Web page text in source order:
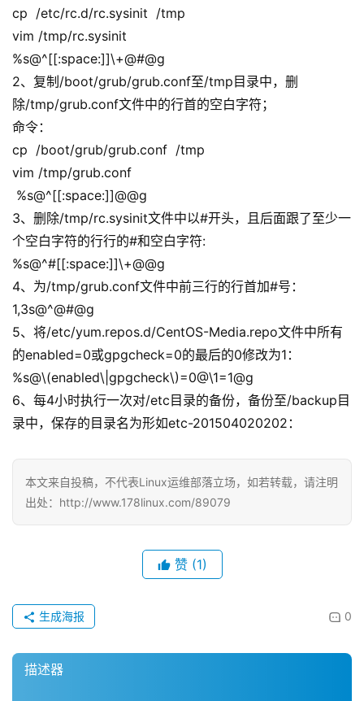
cp /etc/rc.d/rc.sysinit /tmp
vim /tmp/rc.sysinit
%s@^[[:space:]]\+@#@g
2、复制/boot/grub/grub.conf至/tmp目录中，删
除/tmp/grub.conf文件中的行首的空白字符；
命令：
cp /boot/grub/grub.conf /tmp
vim /tmp/grub.conf
%s@^[[:space:]]@@g
3、删除/tmp/rc.sysinit文件中以#开头，且后面跟了至少一
个空白字符的行行的#和空白字符:
%s@^#[[:space:]]\+@@g
4、为/tmp/grub.conf文件中前三行的行首加#号：
1,3s@^@#@g
5、将/etc/yum.repos.d/CentOS-Media.repo文件中所有
的enabled=0或gpgcheck=0的最后的0修改为1：
%s@\(enabled\|gpgcheck\)=0@\1=1@g
6、每4小时执行一次对/etc目录的备份，备份至/backup目
录中，保存的目录名为形如etc-201504020202：
本文来自投稿，不代表Linux运维部落立场，如若转载，请注明
出处：http://www.178linux.com/89079
赞 (1)
0
生成海报
描述器